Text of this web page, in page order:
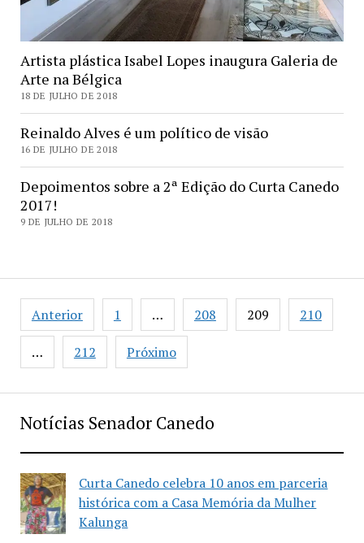
Notícias Senador Canedo
Curta Canedo celebra 10 anos em parceria
histórica com a Casa Memória da Mulher
Kalunga
Artista plástica Isabel Lopes inaugura Galeria de
Arte na Bélgica
18 DE JULHO DE 2018
Reinaldo Alves é um político de visão
16 DE JULHO DE 2018
Depoimentos sobre a 2ª Edição do Curta Canedo
2017!
9 DE JULHO DE 2018
Paginação
de
Anterior 1 … 208 209 210
… 212 Próximo